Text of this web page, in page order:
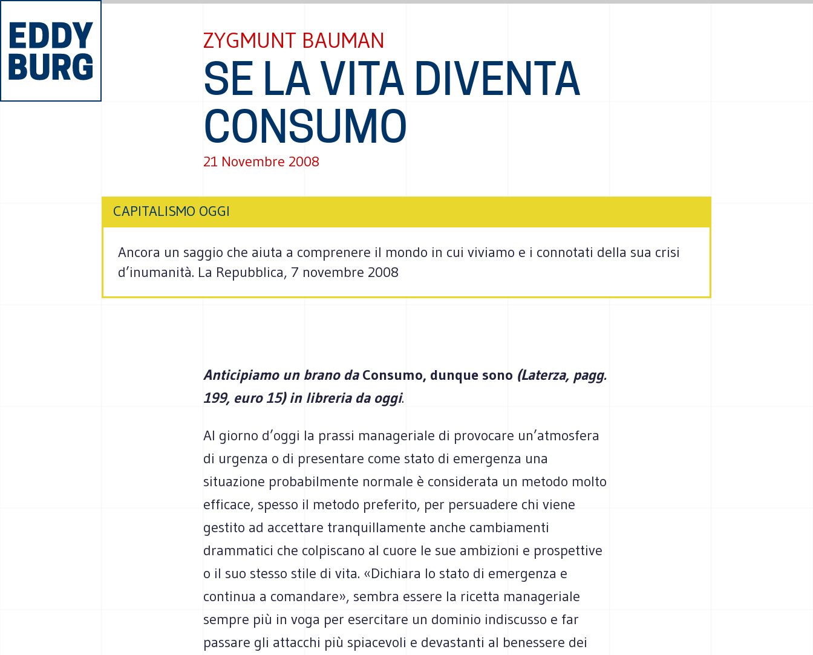
ZYGMUNT BAUMAN
SE LA VITA DIVENTA
CONSUMO
21 Novembre 2008
CAPITALISMO OGGI
Ancora un saggio che aiuta a comprenere il mondo in cui viviamo e i connotati della sua crisi
d’inumanità. La Repubblica, 7 novembre 2008
Anticipiamo un brano da Consumo, dunque sono (Laterza, pagg.
199, euro 15) in libreria da oggi.
Al giorno d’oggi la prassi manageriale di provocare un’atmosfera
di urgenza o di presentare come stato di emergenza una
situazione probabilmente normale è considerata un metodo molto
efficace, spesso il metodo preferito, per persuadere chi viene
gestito ad accettare tranquillamente anche cambiamenti
drammatici che colpiscano al cuore le sue ambizioni e prospettive
o il suo stesso stile di vita. «Dichiara lo stato di emergenza e
continua a comandare», sembra essere la ricetta manageriale
sempre più in voga per esercitare un dominio indiscusso e far
passare gli attacchi più spiacevoli e devastanti al benessere dei